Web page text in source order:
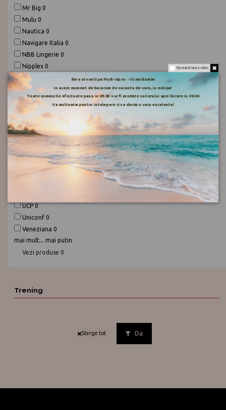
Mr Big 0
Mulu 0
Nautica 0
Navigare Italia 0
NBB Lingerie 0
Nipplex 0
Obsessive
PESAIL 0
Piera
Pompea 0
Push -UP
Push-up Selected 0
Rosme Lingerie 0
Sanpellegrino Calze 0
Sosete Transilvania
UCP 0
Uniconf 0
Veneziana 0
mai mult... mai putin
Vezi produse 0
Trening
Sterge tot Da
Nu mai afisa pe viitor.
Bine ai venit pe Push-Up.ro - Iti multumim
In acest moment de bucuram de vacanta de vara, in echipa!
Toate comenzile efectuate pana in 09.08 vor fi predate curierului spre livrare in 09.08
Va multumim pentru intelegere si va dorim o vara excelenta!